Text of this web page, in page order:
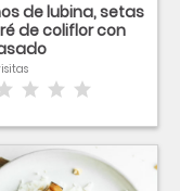
de lubina, setas
de coliflor con